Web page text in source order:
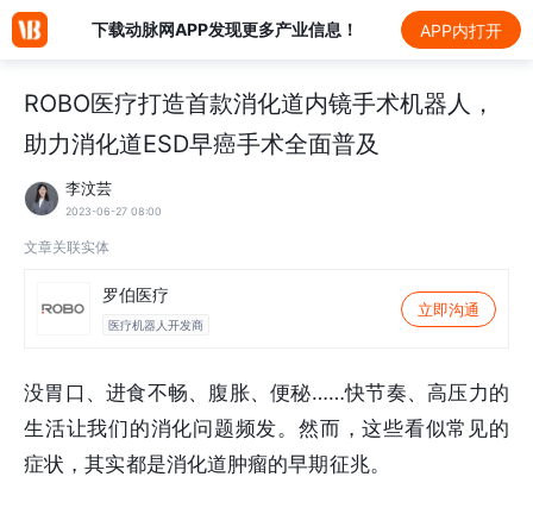
下载动脉网APP发现更多产业信息！ APP内打开
ROBO医疗打造首款消化道内镜手术机器人，
助力消化道ESD早癌手术全面普及
李汶芸
2023-06-27 08:00
文章关联实体
罗伯医疗
医疗机器人开发商
立即沟通
没胃口、进食不畅、腹胀、便秘……快节奏、高压力的
生活让我们的消化问题频发。然而，这些看似常见的
症状，其实都是消化道肿瘤的早期征兆。